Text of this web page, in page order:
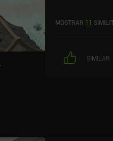
Sweet Home se
MOSTRAR 11
SIMILAR